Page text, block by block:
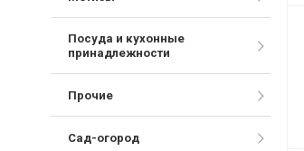
Посуда и кухонные
принадлежности
Прочие
Сад-огород